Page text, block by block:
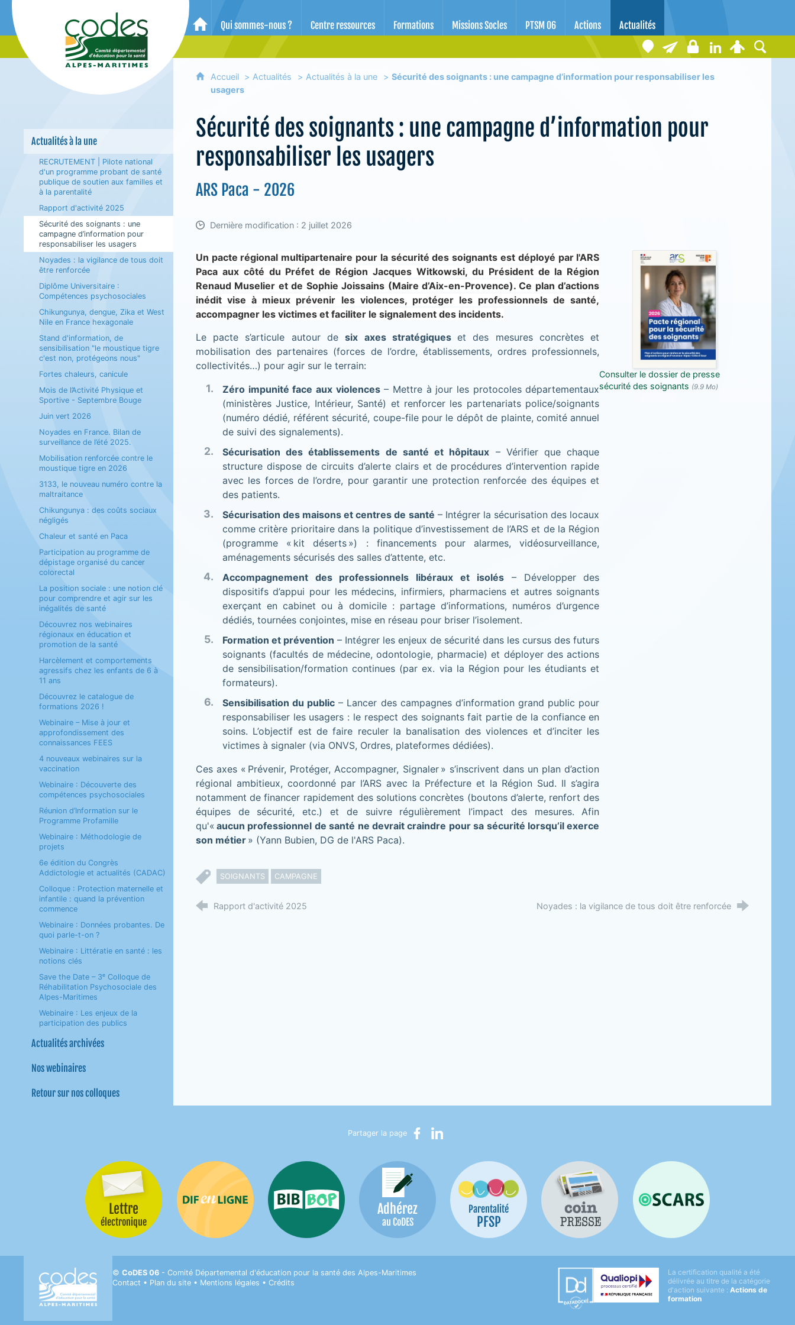
CoDES 06 - Comité départemental d'éducation pour la santé des Alpes-Maritimes
Accueil
Qui sommes-nous ? Centre ressources Formations Missions Socles PTSM 06 Actions Actualités
Actualités à la une
RECRUTEMENT | Pilote national
d'un programme probant de santé
publique de soutien aux familles et
à la parentalité
Rapport d'activité 2025
Sécurité des soignants : une
campagne d’information pour
responsabiliser les usagers
Noyades : la vigilance de tous doit
être renforcée
Diplôme Universitaire :
Compétences psychosociales
Chikungunya, dengue, Zika et West
Nile en France hexagonale
Stand d'information, de
sensibilisation "le moustique tigre
c'est non, protégeons nous"
Fortes chaleurs, canicule
Mois de l’Activité Physique et
Sportive - Septembre Bouge
Juin vert 2026
Noyades en France. Bilan de
surveillance de l’été 2025.
Mobilisation renforcée contre le
moustique tigre en 2026
3133, le nouveau numéro contre la
maltraitance
Chikungunya : des coûts sociaux
négligés
Chaleur et santé en Paca
Participation au programme de
dépistage organisé du cancer
colorectal
La position sociale : une notion clé
pour comprendre et agir sur les
inégalités de santé
Découvrez nos webinaires
régionaux en éducation et
promotion de la santé
Harcèlement et comportements
agressifs chez les enfants de 6 à
11 ans
Découvrez le catalogue de
formations 2026 !
Webinaire – Mise à jour et
approfondissement des
connaissances FEES
4 nouveaux webinaires sur la
vaccination
Webinaire : Découverte des
compétences psychosociales
Réunion d’Information sur le
Programme Profamille
Webinaire : Méthodologie de
projets
6e édition du Congrès
Addictologie et actualités (CADAC)
Colloque : Protection maternelle et
infantile : quand la prévention
commence
Webinaire : Données probantes. De
quoi parle-t-on ?
Webinaire : Littératie en santé : les
notions clés
Save the Date – 3ᵉ Colloque de
Réhabilitation Psychosociale des
Alpes-Maritimes
Webinaire : Les enjeux de la
participation des publics
Actualités archivées
Nos webinaires
Retour sur nos colloques
Accueil Actualités Actualités à la une
Sécurité des soignants : une campagne d’information pour responsabiliser les
usagers
Sécurité des soignants : une campagne d’information pour
responsabiliser les usagers
ARS Paca - 2026
Dernière modification : 2 juillet 2026
Un pacte régional multipartenaire pour la sécurité des soignants est déployé par l'ARS
Paca aux côté du Préfet de Région Jacques Witkowski, du Président de la Région
Renaud Muselier et de Sophie Joissains (Maire d’Aix-en-Provence). Ce plan d’actions
inédit vise à mieux prévenir les violences, protéger les professionnels de santé,
accompagner les victimes et faciliter le signalement des incidents.
Le pacte s’articule autour desix axes stratégiqueset des mesures concrètes et
mobilisation des partenaires (forces de l’ordre, établissements, ordres professionnels,
collectivités…) pour agir sur le terrain:
Zéro impunité face aux violences– Mettre à jour les protocoles départementaux
(ministères Justice, Intérieur, Santé) et renforcer les partenariats police/soignants
(numéro dédié, référent sécurité, coupe-file pour le dépôt de plainte, comité annuel
de suivi des signalements).
Sécurisation des établissements de santé et hôpitaux – Vérifier que chaque
structure dispose de circuits d’alerte clairs et de procédures d’intervention rapide
avec les forces de l’ordre, pour garantir une protection renforcée des équipes et
des patients.
Sécurisation des maisons et centres de santé – Intégrer la sécurisation des locaux
comme critère prioritaire dans la politique d’investissement de l’ARS et de la Région
(programme « kit déserts ») : financements pour alarmes, vidéosurveillance,
aménagements sécurisés des salles d’attente, etc.
Accompagnement des professionnels libéraux et isolés– Développer des
dispositifs d’appui pour les médecins, infirmiers, pharmaciens et autres soignants
exerçant en cabinet ou à domicile : partage d’informations, numéros d’urgence
dédiés, tournées conjointes, mise en réseau pour briser l’isolement.
Formation et prévention – Intégrer les enjeux de sécurité dans les cursus des futurs
soignants (facultés de médecine, odontologie, pharmacie) et déployer des actions
de sensibilisation/formation continues (par ex. via la Région pour les étudiants et
formateurs).
Sensibilisation du public – Lancer des campagnes d’information grand public pour
responsabiliser les usagers : le respect des soignants fait partie de la confiance en
soins. L’objectif est de faire reculer la banalisation des violences et d’inciter les
victimes à signaler (via ONVS, Ordres, plateformes dédiées).
Ces axes « Prévenir, Protéger, Accompagner, Signaler » s’inscrivent dans un plan d’action
régional ambitieux, coordonné par l’ARS avec la Préfecture et la Région Sud. Il s’agira
notamment de financer rapidement des solutions concrètes (boutons d’alerte, renfort des
équipes de sécurité, etc.) et de suivre régulièrement l’impact des mesures. Afin
qu'« aucun professionnel de santé ne devrait craindre pour sa sécurité lorsqu’il exerce
son métier» (Yann Bubien, DG de l'ARS Paca).
Consulter le dossier de presse
sécurité des soignants (9.9 Mo)
SOIGNANTS CAMPAGNE
Rapport d'activité 2025 Noyades : la vigilance de tous doit être renforcée
Partager la page Partager sur Facebook
Partager sur LinkedIn
Lettre
électronique
Difenligne Bib-Bop Adhérez
au CoDES
Parentalité
PFSP
Coin presse OSCARS
©CoDES 06 - Comité Départemental d'éducation pour la santé des Alpes-Maritimes
Contact • Plan du site • Mentions légales •Crédits
Datadock Qualiopi
La certification qualité a été
délivrée au titre de la catégorie
d'action suivante : Actions de
formation